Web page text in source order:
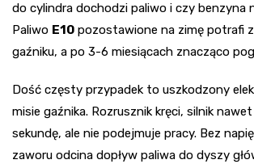
do cylindra dochodzi paliwo i czy benzyna
Paliwo E10 pozostawione na zimę potrafi
gaźniku, a po 3-6 miesiącach znacząco
Dość częsty przypadek to uszkodzony
misie gaźnika. Rozrusznik kręci, silnik nawet
sekundę, ale nie podejmuje pracy. Bez
zaworu odcina dopływ paliwa do dyszy